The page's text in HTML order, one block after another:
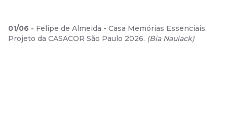
01/06 - Felipe de Almeida - Casa Memórias Essenciais.
Projeto da CASACOR São Paulo 2026. (Bia Nauiack)